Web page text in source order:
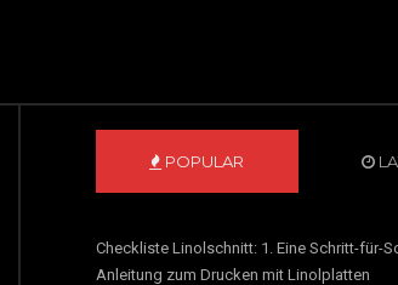
POPULAR
Checkliste Linolschnitt: 1. Eine Schritt-für-
Anleitung zum Drucken mit Linolplatten